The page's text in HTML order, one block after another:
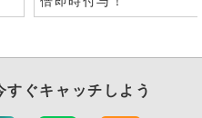
すぐキャッチしよう